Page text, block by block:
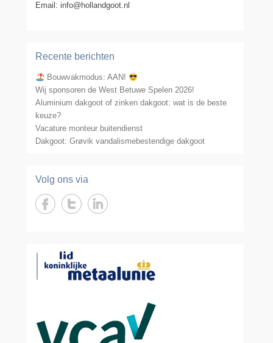
Email: info@hollandgoot.nl
Recente berichten
Bouwvakmodus: AAN!
Wij sponsoren de West Betuwe Spelen 2026!
Aluminium dakgoot of zinken dakgoot: wat is de beste
keuze?
Vacature monteur buitendienst
Dakgoot: Grøvik vandalismebestendige dakgoot
Volg ons via